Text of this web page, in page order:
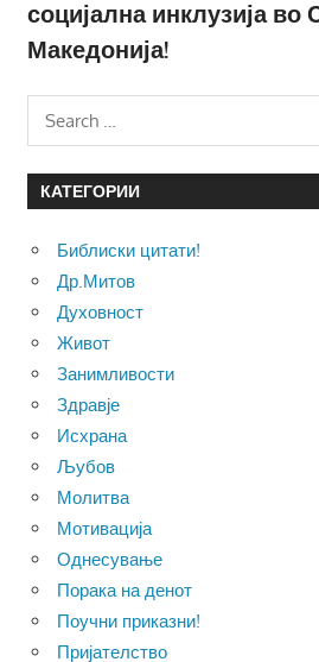
социјална инклузија во
Македонија!
КАТЕГОРИИ
Библиски цитати!
Др.Митов
Духовност
Живот
Занимливости
Здравје
Исхрана
Љубов
Молитва
Мотивација
Однесување
Порака на денот
Поучни приказни!
Пријателство